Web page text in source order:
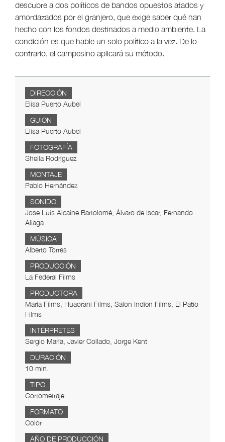
descubre a dos políticos de bandos opuestos atados y
amordazados por el granjero, que exige saber qué han
hecho con los fondos destinados a medio ambiente. La
condición es que hable un solo político a la vez. De lo
contrario, el campesino aplicará su método.
DIRECCIÓN
Elisa Puerto Aubel
GUION
Elisa Puerto Aubel
FOTOGRAFÍA
Sheila Rodríguez
MONTAJE
Pablo Hernández
SONIDO
Jose Luís Alcaine Bartolomé, Álvaro de Iscar, Fernando
Aliaga
MÚSICA
Alberto Torres
PRODUCCIÓN
La Federal Films
PRODUCTORA
María Films, Huaorani Films, Salon Indien Films, El Patio
Films
INTÉRPRETES
Sergio María, Javier Collado, Jorge Kent
DURACIÓN
10 min.
TIPO
Cortometraje
FORMATO
Color
AÑO DE PRODUCCIÓN